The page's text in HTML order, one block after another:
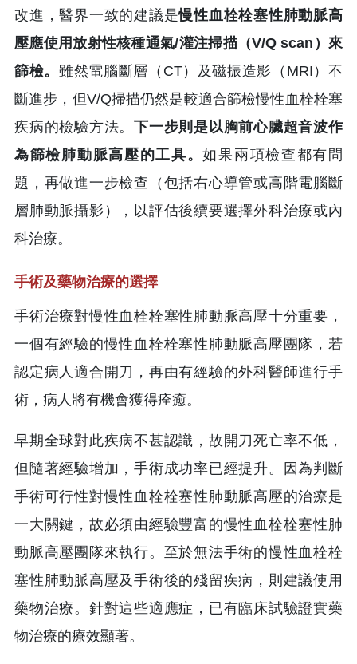
改進，醫界一致的建議是慢性血栓栓塞性肺動脈高
壓應使用放射性核種通氣/灌注掃描（V/Q scan）來
篩檢。 雖然電腦斷層（CT）及磁振造影（MRI）不
斷進步，但V/Q掃描仍然是較適合篩檢慢性血栓栓塞
疾病的檢驗方法。下一步則是以胸前心臟超音波作
為篩檢肺動脈高壓的工具。如果兩項檢查都有問
題，再做進一步檢查（包括右心導管或高階電腦斷
層肺動脈攝影），以評估後續要選擇外科治療或內
科治療。
手術及藥物治療的選擇
手術治療對慢性血栓栓塞性肺動脈高壓十分重要，
一個有經驗的慢性血栓栓塞性肺動脈高壓團隊，若
認定病人適合開刀，再由有經驗的外科醫師進行手
術，病人將有機會獲得痊癒。
早期全球對此疾病不甚認識，故開刀死亡率不低，
但隨著經驗增加，手術成功率已經提升。因為判斷
手術可行性對慢性血栓栓塞性肺動脈高壓的治療是
一大關鍵，故必須由經驗豐富的慢性血栓栓塞性肺
動脈高壓團隊來執行。至於無法手術的慢性血栓栓
塞性肺動脈高壓及手術後的殘留疾病，則建議使用
藥物治療。針對這些適應症，已有臨床試驗證實藥
物治療的療效顯著。